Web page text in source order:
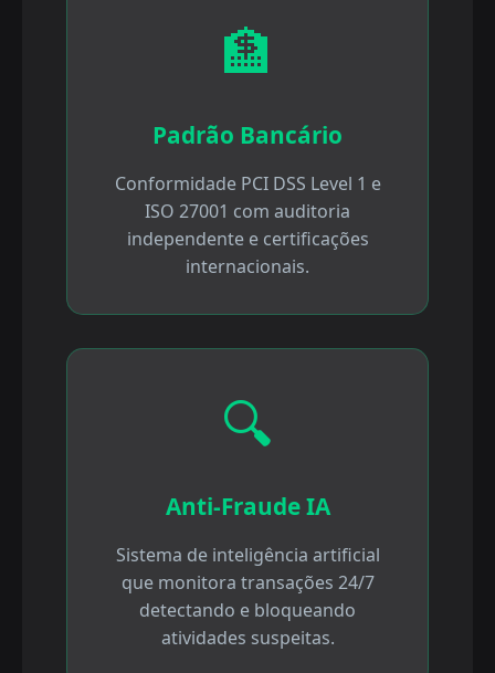
🏦
Padrão Bancário
Conformidade PCI DSS Level 1 e
ISO 27001 com auditoria
independente e certificações
internacionais.
🔍
Anti-Fraude IA
Sistema de inteligência artificial
que monitora transações 24/7
detectando e bloqueando
atividades suspeitas.